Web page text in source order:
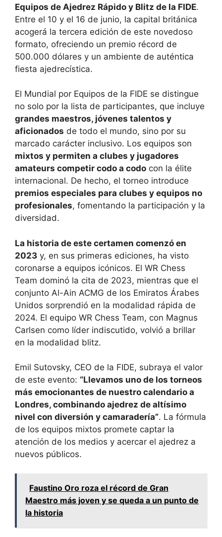
Equipos de Ajedrez Rápido y Blitz de la FIDE.
Entre el 10 y el 16 de junio, la capital británica
acogerá la tercera edición de este novedoso
formato, ofreciendo un premio récord de
500.000 dólares y un ambiente de auténtica
fiesta ajedrecística.
El Mundial por Equipos de la FIDE se distingue
no solo por la lista de participantes, que incluye
grandes maestros, jóvenes talentos y
aficionados de todo el mundo, sino por su
marcado carácter inclusivo. Los equipos son
mixtos y permiten a clubes y jugadores
amateurs competir codo a codo con la élite
internacional. De hecho, el torneo introduce
premios especiales para clubes y equipos no
profesionales, fomentando la participación y la
diversidad.
La historia de este certamen comenzó en
2023 y, en sus primeras ediciones, ha visto
coronarse a equipos icónicos. El WR Chess
Team dominó la cita de 2023, mientras que el
conjunto Al-Ain ACMG de los Emiratos Árabes
Unidos sorprendió en la modalidad rápida de
2024. El equipo WR Chess Team, con Magnus
Carlsen como líder indiscutido, volvió a brillar
en la modalidad blitz.
Emil Sutovsky, CEO de la FIDE, subraya el valor
de este evento: “Llevamos uno de los torneos
más emocionantes de nuestro calendario a
Londres, combinando ajedrez de altísimo
nivel con diversión y camaradería”. La fórmula
de los equipos mixtos promete captar la
atención de los medios y acercar el ajedrez a
nuevos públicos.
Faustino Oro roza el récord de Gran
Maestro más joven y se queda a un punto de
la historia